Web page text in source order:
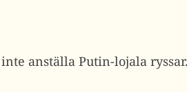
anställa Putin-lojala ryssar.